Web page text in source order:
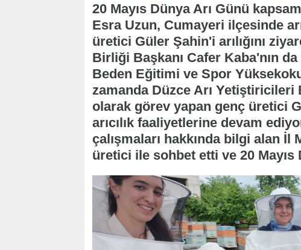
20 Mayıs Dünya Arı Günü
Esra Uzun, Cumayeri ilçesinde
üretici Güler Şahin'i arılığını
Birliği Başkanı Cafer Kaba'nın
Beden Eğitimi ve Spor
zamanda Düzce Arı
olarak görev yapan genç üretici
arıcılık faaliyetlerine devam
çalışmaları hakkında bilgi alan İl
üretici ile sohbet etti ve 20 Mayıs